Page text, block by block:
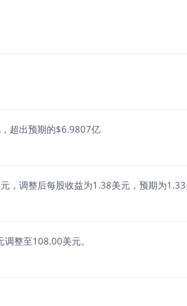
超出预期的$6.9807亿
，调整后每股收益为1.38美元，预期为
整至108.00美元。